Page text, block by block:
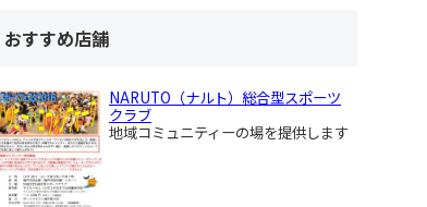
おすすめ店舗
NARUTO（ナルト）総合型スポーツ
クラブ
地域コミュニティーの場を提供します